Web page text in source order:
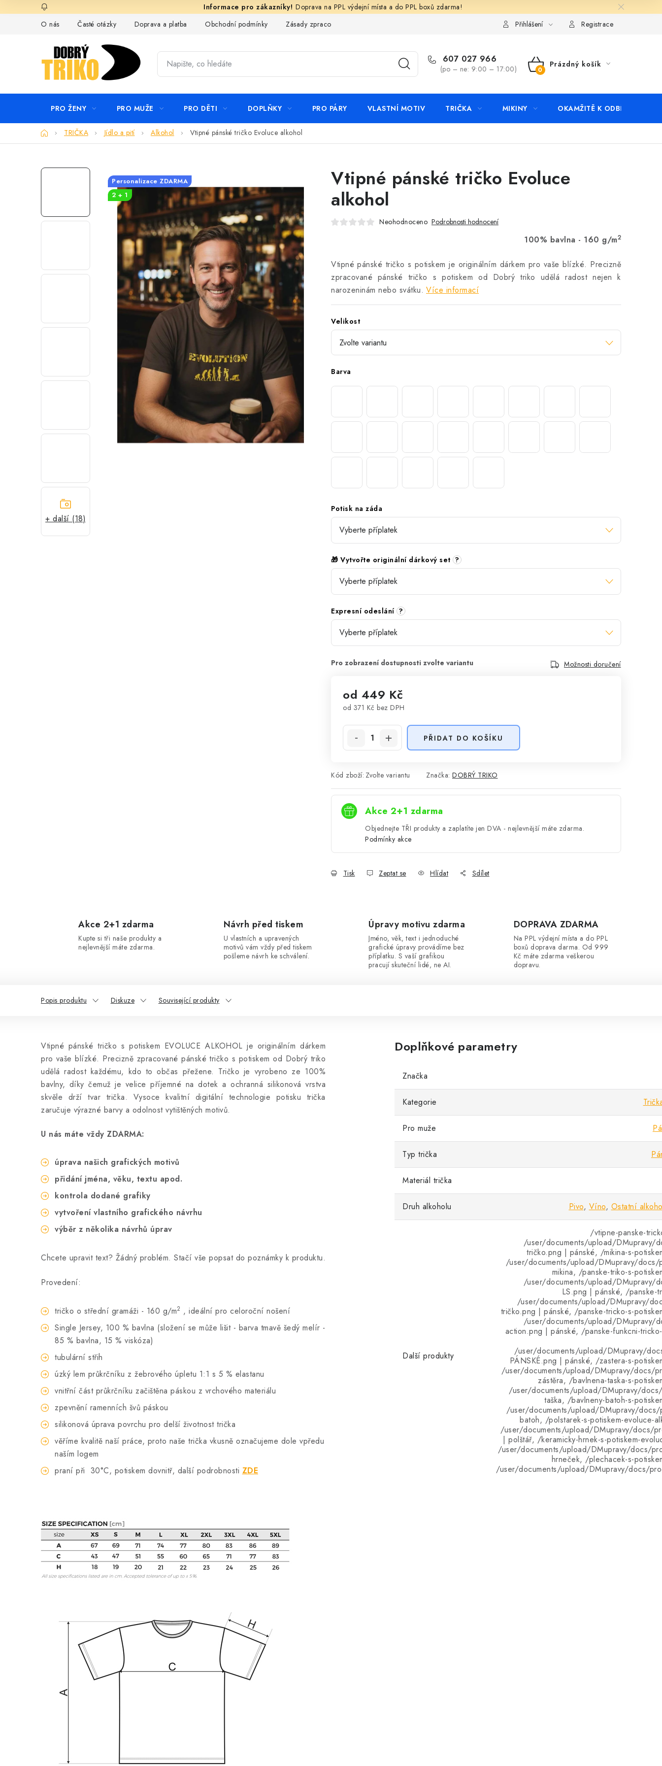
na
Doprava na PPL výdejní místa a do PPL boxů zdarma!
O nás
Časté otázky Doprava a platba Obchodní podmínky Zásady zpracování ochrany osobních údajů KontaktyPřihlášení Registrace
607 027 966
(po – ne: 9:00 – 17:00)
NÁKUPNÍ
Prázdný košík
PRO ŽENY PRO MUŽE PRO DĚTI DOPLŇKY PRO PÁRY VLASTNÍ MOTIV TRIČKA MIKINY OKAMŽITĚ K ODBĚRU
DomůTRIČKA Jídlo a pití Alkohol Vtipné pánské tričko Evoluce alkohol
+ další (18)
Vtipné pánské tričko Evoluce
alkohol
Neohodnoceno Podrobnosti hodnocení
100% bavlna - 160 g/m2
Vtipné pánské tričko s potiskem je originálním dárkem pro vaše blízké. Precizně
zpracované pánské tričko s potiskem od Dobrý triko udělá radost nejen k
narozeninám nebo svátku. Více informací
Velikost
Barva
Potisk na záda
🎁 Vytvořte originální dárkový set ?
Expresní odeslání ?
Možnosti doručení
od 449 Kč
od 371 Kč bez DPH
PŘIDAT DO KOŠÍKU
Kód zboží: Zvolte variantu Značka: DOBRÝ TRIKO
Akce 2+1 zdarma
Objednejte TŘI produkty a zaplatíte jen DVA - nejlevnější máte zdarma.
Podmínky akce
Tisk Zeptat se Hlídat Sdílet
Personalizace ZDARMA
2 + 1
Akce 2+1 zdarma
Kupte si tři naše produkty a
nejlevnější máte zdarma.
Návrh před tiskem
U vlastních a upravených
motivů vám vždy před tiskem
pošleme návrh ke schválení.
Úpravy motivu zdarma
Jméno, věk, text i jednoduché
grafické úpravy provádíme bez
příplatku. S vaší grafikou
pracují skuteční lidé, ne AI.
DOPRAVA ZDARMA
Na PPL výdejní místa a do PPL
boxů doprava darma. Od 999
Kč máte zdarma veškerou
dopravu.
Popis produktu Diskuze Související produkty
Vtipné pánské tričko s potiskem EVOLUCE ALKOHOL je originálním dárkem
pro vaše blízké. Precizně zpracované pánské tričko s potiskem od Dobrý triko
udělá radost každému, kdo to občas přežene. Tričko je vyrobeno ze 100%
bavlny, díky čemuž je velice příjemné na dotek a ochranná silikonová vrstva
skvěle drží tvar trička. Vysoce kvalitní digitální technologie potisku trička
zaručuje výrazné barvy a odolnost vytištěných motivů.
U nás máte vždy ZDARMA:
úprava našich grafických motivů
přidání jména, věku, textu apod.
kontrola dodané grafiky
vytvoření vlastního grafického návrhu
výběr z několika návrhů úprav
Chcete upravit text? Žádný problém. Stačí vše popsat do poznámky k produktu.
Provedení:
tričko o střední gramáži - 160 g/m2 , ideální pro celoroční nošení
Single Jersey, 100 % bavlna (složení se může lišit - barva tmavě šedý melír -
85 % bavlna, 15 % viskóza)
tubulární střih
úzký lem průkrčníku z žebrového úpletu 1:1 s 5 % elastanu
vnitřní část průkrčníku začištěna páskou z vrchového materiálu
zpevnění ramenních švů páskou
silikonová úprava povrchu pro delší životnost trička
věříme kvalitě naší práce, proto naše trička vkusně označujeme dole vpředu
naším logem
praní při 30°C, potiskem dovnitř, další podrobnosti ZDE
Doplňkové parametry
Značka
Kategorie
Pro muže
Typ trička
Materiál trička
Druh alkoholu Pivo, Víno, Ostatní
Další produkty
/vtipne-panske-
/user/documents/upload/DMupravy/
tričko.png | pánské, /mikina-s-
/user/documents/upload/DMupravy/docs/
mikina, /panske-triko-s-
/user/documents/upload/DMupravy/
LS.png | pánské, /panske-
/user/documents/upload/DMupravy/
tričko.png | pánské, /panske-tricko-s-
/user/documents/upload/DMupravy/
action.png | pánské, /panske-funkcni-
/user/documents/upload/DMupravy/
PÁNSKÉ.png | pánské, /zastera-s-
/user/documents/upload/DMupravy/docs/
zástěra, /bavlnena-taska-s-
/user/documents/upload/DMupravy/
taška, /bavlneny-batoh-s-
/user/documents/upload/DMupravy/
batoh, /polstarek-s-potiskem-evoluce-
/user/documents/upload/DMupravy/docs/
| polštář, /keramicky-hrnek-s-potiskem-
/user/documents/upload/DMupravy/docs/
hrneček, /plechacek-s-
/user/documents/upload/DMupravy/docs/